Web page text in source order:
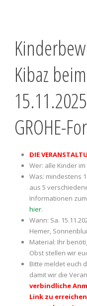
Kibaz
GROHE-
DIE
Wer: alle Kinder
Was: mindestens
aus 5
Informationen
hier.
Wann: Sa.
Hemer,
Material: Ihr
Obst stellen wir
Bitte meldet euch
damit wir die
verbindliche
Link zu